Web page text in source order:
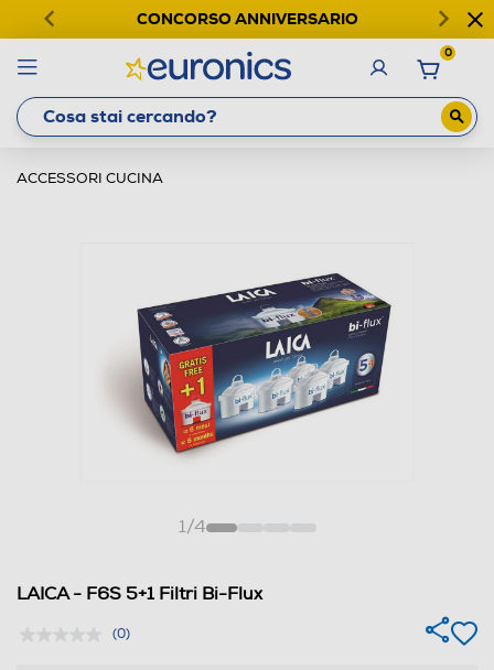
CONCORSO ANNIVERSARIO
0
ACCESSORI CUCINA
1/4
LAICA - F6S 5+1 Filtri Bi-Flux
(0)